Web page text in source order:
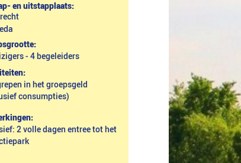
en uitstapplaats:
- 4 begeleiders
in het groepsgeld
consumpties)
2 volle dagen entree tot het